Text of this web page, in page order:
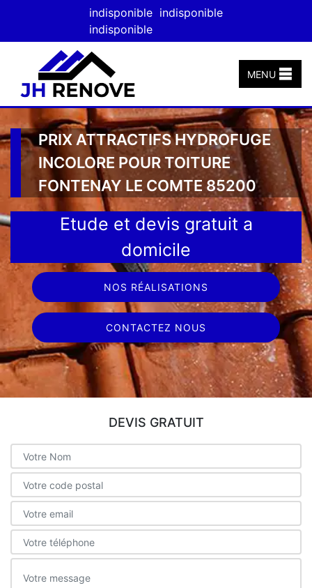
indisponible indisponible
indisponible
MENU
PRIX ATTRACTIFS HYDROFUGE
INCOLORE POUR TOITURE
FONTENAY LE COMTE 85200
Etude et devis gratuit a
domicile
NOS RÉALISATIONS
CONTACTEZ NOUS
DEVIS GRATUIT